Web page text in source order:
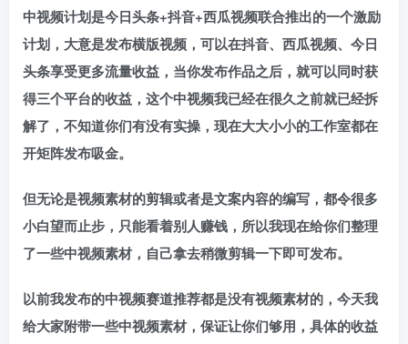
中视频计划是今日头条+抖音+西瓜视频联合推出的一个激励
计划，大意是发布横版视频，可以在抖音、西瓜视频、今日
头条享受更多流量收益，当你发布作品之后，就可以同时获
得三个平台的收益，这个中视频我已经在很久之前就已经拆
解了，不知道你们有没有实操，现在大大小小的工作室都在
开矩阵发布吸金。
但无论是视频素材的剪辑或者是文案内容的编写，都令很多
小白望而止步，只能看着别人赚钱，所以我现在给你们整理
了一些中视频素材，自己拿去稍微剪辑一下即可发布。
以前我发布的中视频赛道推荐都是没有视频素材的，今天我
给大家附带一些中视频素材，保证让你们够用，具体的收益